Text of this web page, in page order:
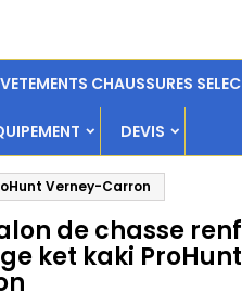
CHAUSSURES
DEVIS
Verney-Carron
de chasse
ket kaki